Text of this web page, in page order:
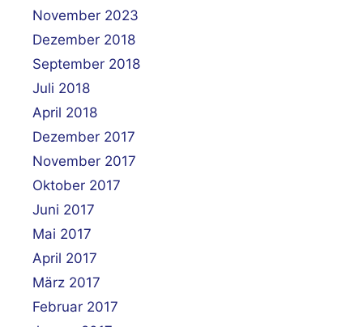
November 2023
Dezember 2018
September 2018
Juli 2018
April 2018
Dezember 2017
November 2017
Oktober 2017
Juni 2017
Mai 2017
April 2017
März 2017
Februar 2017